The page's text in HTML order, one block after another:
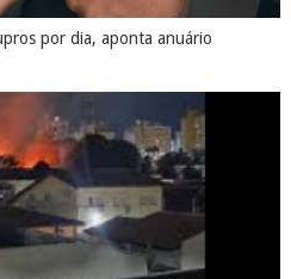
por dia, aponta anuário